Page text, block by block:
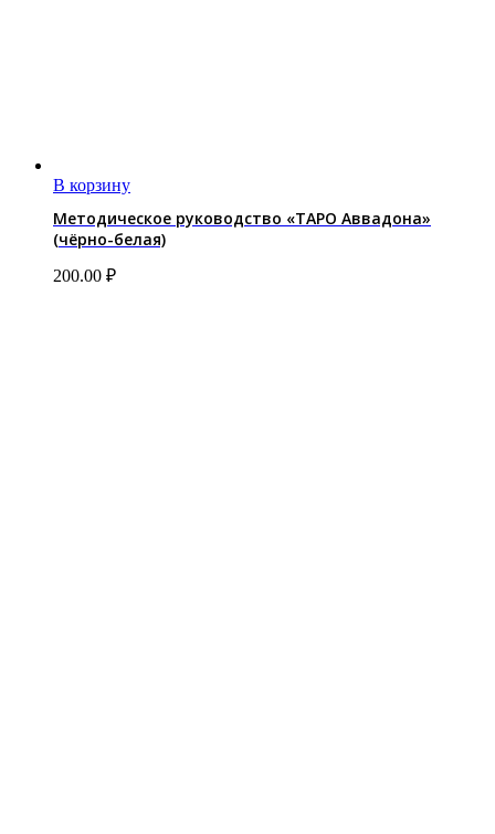
В корзину
Методическое руководство «ТАРО Аввадона»
(чёрно-белая)
200.00 ₽